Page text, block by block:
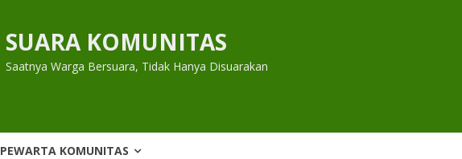
SUARA KOMUNITAS
Saatnya Warga Bersuara, Tidak Hanya Disuarakan
PEWARTA KOMUNITAS